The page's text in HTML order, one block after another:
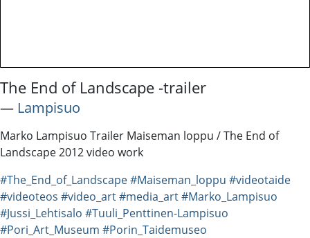
The End of Landscape -trailer
― Lampisuo
Marko Lampisuo Trailer Maiseman loppu / The End of
Landscape 2012 video work
#The_End_of_Landscape#Maiseman_loppu #videotaide
#videoteos #video_art#media_art#Marko_Lampisuo
#Jussi_Lehtisalo #Tuuli_Penttinen-Lampisuo
#Pori_Art_Museum #Porin_Taidemuseo